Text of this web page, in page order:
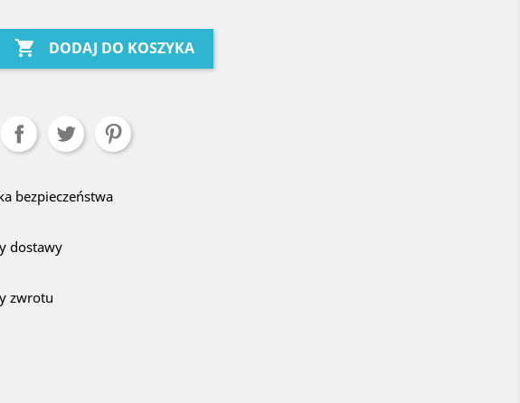
 DODAJ DO KOSZYKA
bezpieczeństwa
dostawy
zwrotu